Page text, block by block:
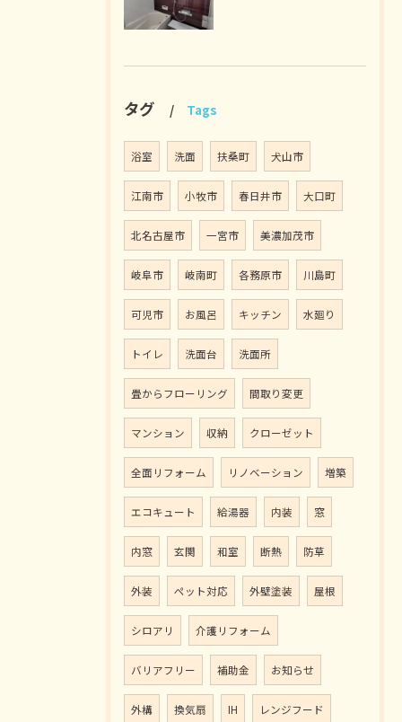
タグ Tags
浴室 洗面 扶桑町 犬山市
江南市 小牧市 春日井市 大口町
北名古屋市 一宮市 美濃加茂市
岐阜市 岐南町 各務原市 川島町
可児市 お風呂 キッチン 水廻り
トイレ 洗面台 洗面所
畳からフローリング 間取り変更
マンション 収納 クローゼット
全面リフォーム リノベーション 増築
エコキュート 給湯器 内装 窓
内窓 玄関 和室 断熱 防草
外装 ペット対応 外壁塗装 屋根
シロアリ 介護リフォーム
バリアフリー 補助金 お知らせ
外構 換気扇 IH レンジフード